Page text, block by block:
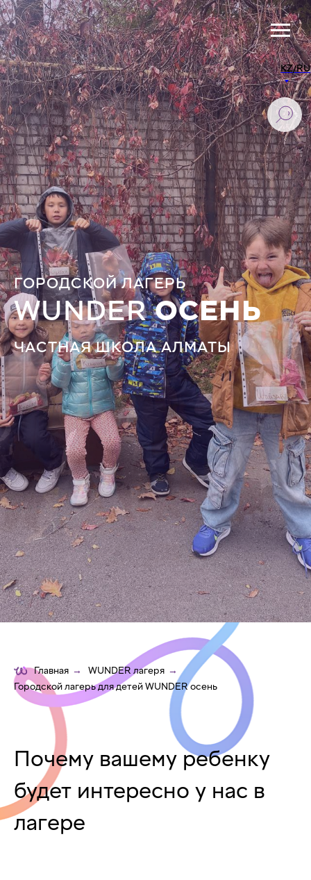
KZ/RU
ГОРОДСКОЙ ЛАГЕРЬ
WUNDERОСЕНЬ
ЧАСТНАЯ ШКОЛА АЛМАТЫ
Главная → WUNDER лагеря →
Городской лагерь для детей WUNDER осень
Почему вашему ребенку
будет интересно у нас в
лагере